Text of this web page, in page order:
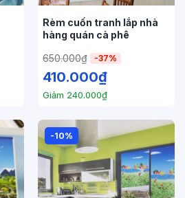
Rèm cuốn tranh lắp nhà
hàng quán cà phê
650.000₫ -37%
410.000₫
Giảm 240.000₫
-10%